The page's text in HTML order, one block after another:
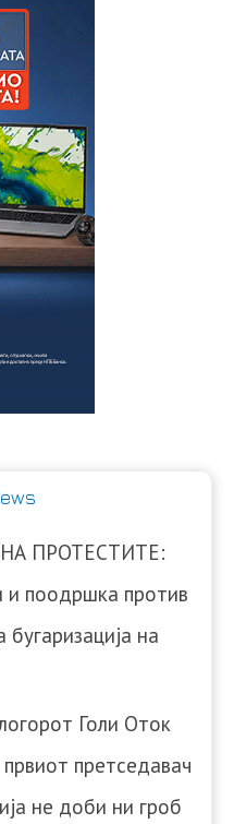
ПРОТЕСТИТЕ:
поодршка против
на
Голи Оток
претседавач
не доби ни гроб